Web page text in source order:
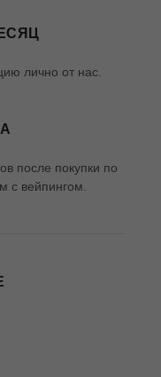
лично от нас.
после покупки по
с вейпингом.